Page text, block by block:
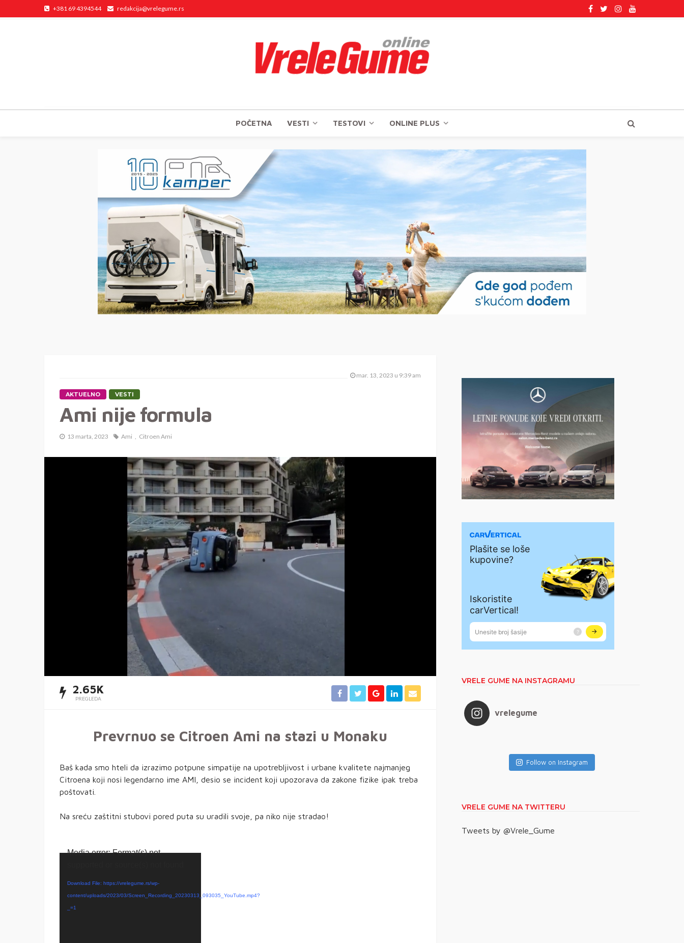
+381 69 4394544 redakcija@vrelegume.rs
POČETNA VESTI TESTOVI ONLINE PLUS
mar. 13, 2023 u 9:39 am
AKTUELNO VESTI
Ami nije formula
13 marta, 2023 Ami Citroen Ami
2.65K
PREGLEDA
Prevrnuo se Citroen Ami na stazi u Monaku
Baš kada smo hteli da izrazimo potpune simpatije na upotrebljivost i urbane kvalitete najmanjeg
Citroena koji nosi legendarno ime AMI, desio se incident koji upozorava da zakone fizike ipak treba
poštovati.
Na sreću zaštitni stubovi pored puta su uradili svoje, pa niko nije stradao!
записа
Media error: Format(s) not
Download File: https://vrelegume.rs/wp-
content/uploads/2023/03/Screen_Recording_20230313_093035_YouTube.mp4?
_=1
VRELE GUME NA INSTAGRAMU
vrelegume
Follow on Instagram
VRELE GUME NA TWITTERU
Tweets by @Vrele_Gume